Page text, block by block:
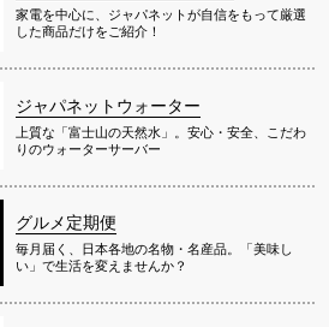
家電を中心に、ジャパネットが自信をもって厳選
した商品だけをご紹介！
ジャパネットウォーター
上質な「富士山の天然水」。安心・安全、こだわ
りのウォーターサーバー
グルメ定期便
毎月届く、日本各地の名物・名産品。「美味し
い」で生活を変えませんか？